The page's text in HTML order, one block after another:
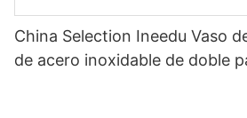
China Selection Ineedu Vaso
de acero inoxidable de doble